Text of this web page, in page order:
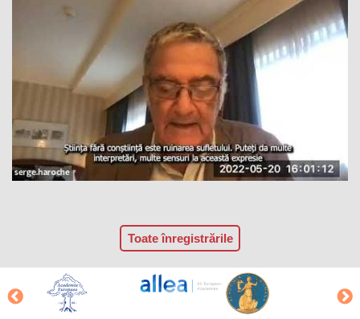
Toate înregistrările